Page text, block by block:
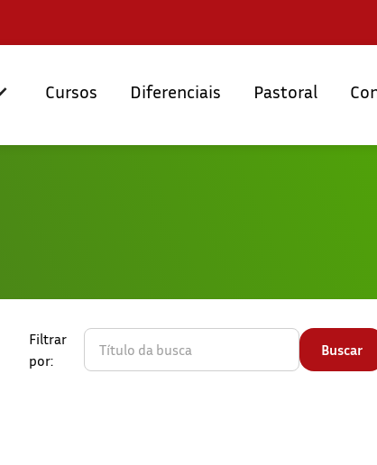
Cursos Diferenciais Pastoral
Filtrar
por: